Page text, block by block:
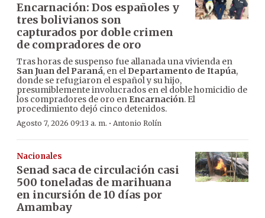
Encarnación: Dos españoles y
tres bolivianos son
capturados por doble crimen
de compradores de oro
Tras horas de suspenso fue allanada una vivienda en
San Juan del Paraná, en el Departamento de Itapúa,
donde se refugiaron el español y su hijo,
presumiblemente involucrados en el doble homicidio de
los compradores de oro en Encarnación. El
procedimiento dejó cinco detenidos.
Agosto 7, 2026 09:13 a. m. · Antonio Rolín
Nacionales
Senad saca de circulación casi
500 toneladas de marihuana
en incursión de 10 días por
Amambay